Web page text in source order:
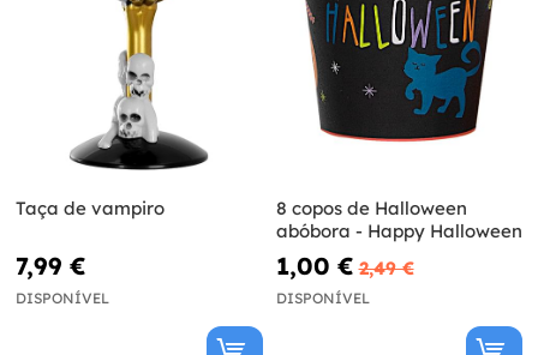
Taça de vampiro
7,99 €
DISPONÍVEL
8 copos de Halloween
abóbora - Happy Halloween
1,00 € 2,49 €
DISPONÍVEL